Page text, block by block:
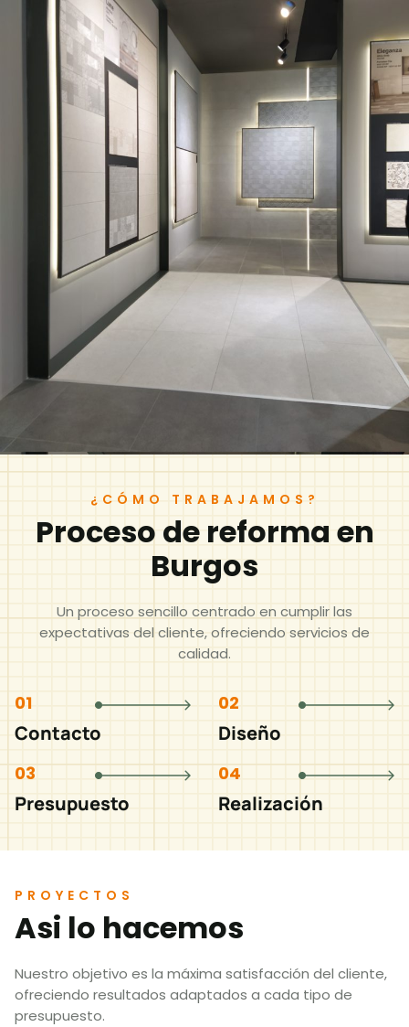
¿CÓMO TRABAJAMOS?
Proceso de reforma en
Burgos
Un proceso sencillo centrado en cumplir las
expectativas del cliente, ofreciendo servicios de
calidad.
01
Contacto
02
Diseño
03
Presupuesto
04
Realización
PROYECTOS
Asi lo hacemos
Nuestro objetivo es la máxima satisfacción del cliente,
ofreciendo resultados adaptados a cada tipo de
presupuesto.